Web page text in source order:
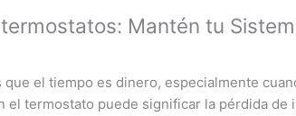
Mantén tu
que el tiempo es dinero, especialmente
el termostato puede significar la pérdida